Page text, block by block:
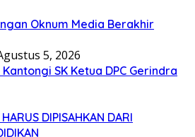
Oknum Media Berakhir
5, 2026
SK Ketua DPC Gerindra
DIPISAHKAN DARI